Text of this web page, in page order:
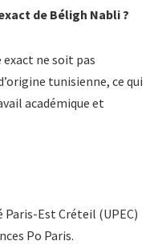
de Béligh Nabli ?
exact ne soit pas
tunisienne, ce qui
académique et
Est Créteil (UPEC)
Po Paris.